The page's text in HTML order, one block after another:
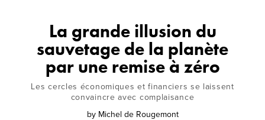
La grande illusion du
sauvetage de la planète
par une remise à zéro
Les cercles économiques et financiers se laissent
convaincre avec complaisance
by Michel de Rougemont